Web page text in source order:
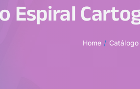
Espiral
Home Catálogo